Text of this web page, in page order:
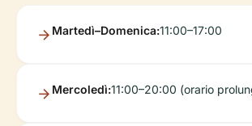
Martedì–Domenica:11:00–17:00
Mercoledì:11:00–20:00 (orario